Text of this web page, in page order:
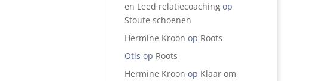
en Leed relatiecoachingop
Stoute schoenen
Hermine Kroon op Roots
Otis op Roots
Hermine Kroon op Klaar om